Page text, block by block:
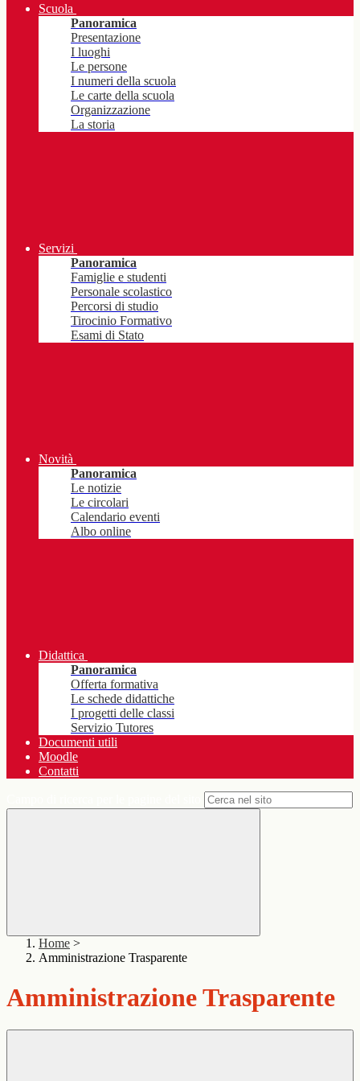
Scuola
Panoramica
Presentazione
I luoghi
Le persone
I numeri della scuola
Le carte della scuola
Organizzazione
La storia
Servizi
Panoramica
Famiglie e studenti
Personale scolastico
Percorsi di studio
Tirocinio Formativo
Esami di Stato
Novità
Panoramica
Le notizie
Le circolari
Calendario eventi
Albo online
Didattica
Panoramica
Offerta formativa
Le schede didattiche
I progetti delle classi
Servizio Tutores
Documenti utili
Moodle
Contatti
Home >
Amministrazione Trasparente
Amministrazione Trasparente